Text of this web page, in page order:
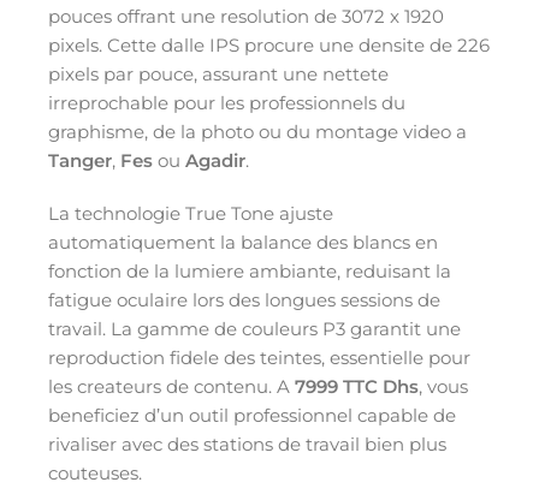
pouces offrant une resolution de 3072 x 1920
pixels. Cette dalle IPS procure une densite de 226
pixels par pouce, assurant une nettete
irreprochable pour les professionnels du
graphisme, de la photo ou du montage video a
Tanger, Fes ou Agadir.
La technologie True Tone ajuste
automatiquement la balance des blancs en
fonction de la lumiere ambiante, reduisant la
fatigue oculaire lors des longues sessions de
travail. La gamme de couleurs P3 garantit une
reproduction fidele des teintes, essentielle pour
les createurs de contenu. A 7999 TTC Dhs, vous
beneficiez d’un outil professionnel capable de
rivaliser avec des stations de travail bien plus
couteuses.